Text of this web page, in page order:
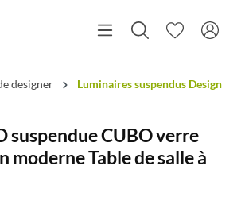
designer Luminaires suspendus Design
suspendue CUBO verre
moderne Table de salle à